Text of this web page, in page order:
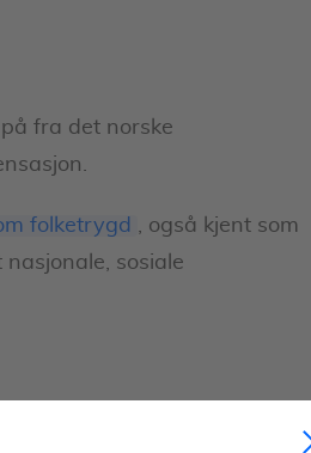
fra det norske
folketrygd , også kjent som
sosiale